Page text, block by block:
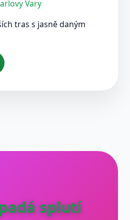
Vary
tras s jasně daným
splutí